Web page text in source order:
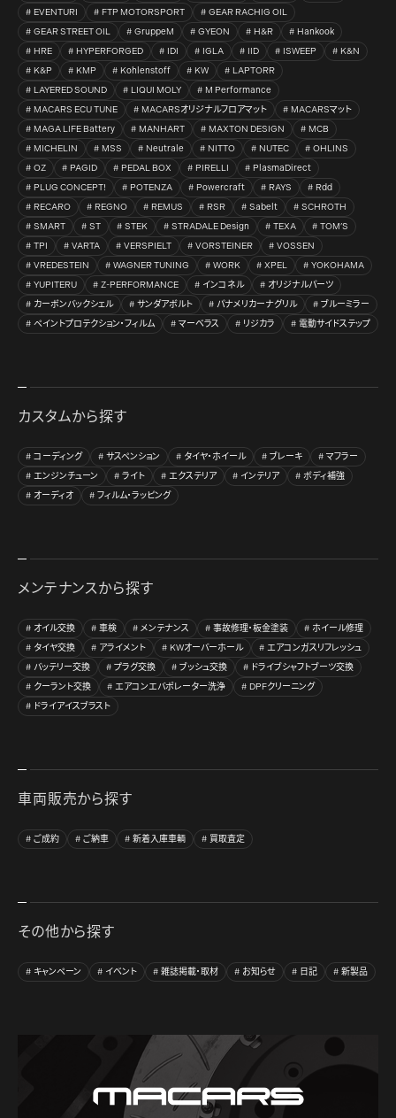
EVENTURI
FTP MOTORSPORT
GEAR RACHIG OIL
GEAR STREET OIL
GruppeM GYEON H&R
Hankook
HRE
HYPERFORGED IDI IGLA IID ISWEEP
K&N
K&P
KMP Kohlenstoff KW
LAPTORR
LAYERED SOUND
LIQUI MOLY
M Performance
MACARS ECU TUNE
MACARSオリジナルフロアマット
MACARSマット
MAGA LIFE Battery
MANHART MAXTON DESIGN
MCB
MICHELIN
MSS Neutrale NITTO NUTEC
OHLINS
OZ
PAGID PEDAL BOX PIRELLI
PlasmaDirect
PLUG CONCEPT!
POTENZA Powercraft RAYS
Rdd
RECARO
REGNO REMUS RSR Sabelt
SCHROTH
SMART
ST STEK STRADALE Design TEXA
TOM’S
TPI
VARTA VERSPIELT VORSTEINER
VOSSEN
VREDESTEIN
WAGNER TUNING WORK XPEL
YOKOHAMA
YUPITERU
Z-PERFORMANCE インコネル
オリジナルパーツ
カーボンバックシェル
サンダアボルト パナメリカーナグリル
ブルーミラー
ペイントプロテクション・フィルム
マーベラス リジカラ 電動サイドステップ
カスタムから探す
コーディング サスペンション タイヤ・ホイール ブレーキ
マフラー
エンジンチューン
ライト エクステリア インテリア
ボディ補強
オーディオ
フィルム・ラッピング
メンテナンスから探す
オイル交換 車検 メンテナンス 事故修理・板金塗装
ホイール修理
タイヤ交換
アライメント KWオーバーホール
エアコンガスリフレッシュ
バッテリー交換
プラグ交換 ブッシュ交換
ドライブシャフトブーツ交換
クーラント交換
エアコンエバポレーター洗浄
DPFクリーニング
ドライアイスブラスト
車両販売から探す
ご成約 ご納車 新着入庫車輌 買取査定
その他から探す
キャンペーン イベント 雑誌掲載・取材 お知らせ 日記 新製品